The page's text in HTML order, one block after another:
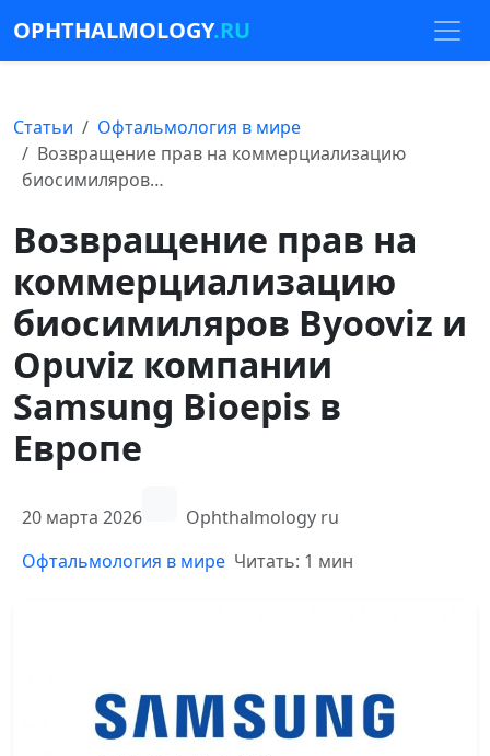
OPHTHALMOLOGY.RU
Статьи
Офтальмология в мире
Возвращение прав на коммерциализацию
биосимиляров…
Возвращение прав на
коммерциализацию
биосимиляров Byooviz и
Opuviz компании
Samsung Bioepis в
Европе
20 марта 2026
Ophthalmology ru
Офтальмология в мире Читать: 1 мин